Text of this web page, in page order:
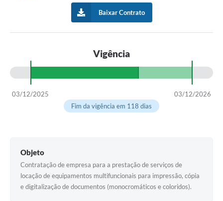
Contratos
Arquivos para Download
Contas Públicas
Legislação
Baixar Contrato
Vigência
03/12/2025
03/12/2026
Fim da vigência em 118 dias
Objeto
Contratação de empresa para a prestação de serviços de
locação de equipamentos multifuncionais para impressão, cópia
e digitalização de documentos (monocromáticos e coloridos).